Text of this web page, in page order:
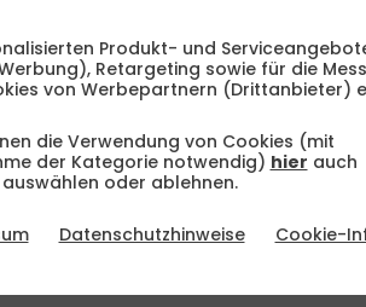
Produkt- und
Retargeting sowie für die
von Werbepartnern (Drittanbieter)
die Verwendung von Cookies (mit
der Kategorie notwendig) hier auch
auswählen oder ablehnen.
Datenschutzhinweise Cookie-